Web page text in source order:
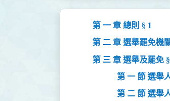
第 一 章 總則 § 1
第 二 章 選舉罷免機
第 三 章 選舉及罷免 §
第 一 節 選舉
第 二 節 選舉